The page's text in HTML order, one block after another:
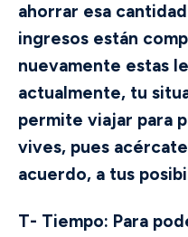
ahorrar esa
ingresos están
nuevamente estas
actualmente, tu
permite viajar para
vives, pues
acuerdo, a tus
T- Tiempo: Para